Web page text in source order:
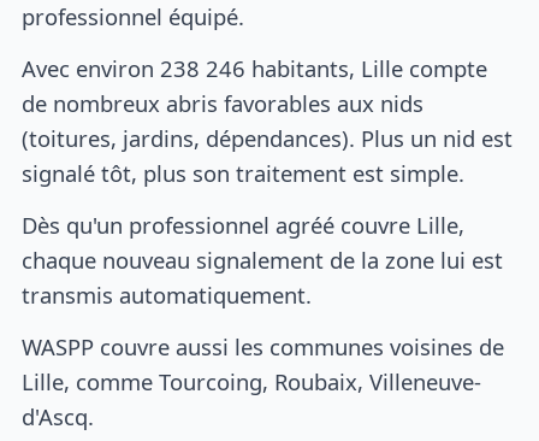
professionnel équipé.
Avec environ 238 246 habitants, Lille compte
de nombreux abris favorables aux nids
(toitures, jardins, dépendances). Plus un nid est
signalé tôt, plus son traitement est simple.
Dès qu'un professionnel agréé couvre Lille,
chaque nouveau signalement de la zone lui est
transmis automatiquement.
WASPP couvre aussi les communes voisines de
Lille, comme Tourcoing, Roubaix, Villeneuve-
d'Ascq.